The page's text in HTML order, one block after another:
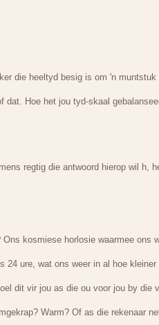
die heeltyd besig is om 'n
Hoe het jou tyd-skaal
regtig die antwoord hierop wil h,
kosmiese horlosie waarmee ons
ure, wat ons weer in al hoe
dit vir jou as die ou voor jou by die
Warm? Of as die rekenaar